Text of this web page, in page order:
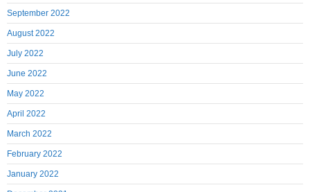
September 2022
August 2022
July 2022
June 2022
May 2022
April 2022
March 2022
February 2022
January 2022